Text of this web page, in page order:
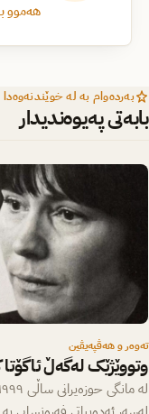
هەموو
بەردەوام بە لە خوێندنەوەدا
بابەتی پەیوەندیدار
تەوەر و هەڤپەیڤین
وتووێژێک لەگەڵ